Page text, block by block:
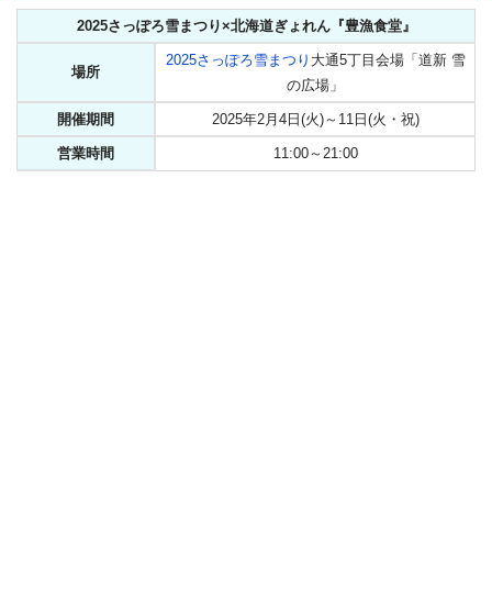
2025さっぽろ雪まつり×北海道ぎょれん『豊漁食堂』
場所
2025さっぽろ雪まつり 大通5丁目会場「道新 雪
の広場」
開催期間 2025年2月4日(火)～11日(火・祝)
営業時間 11:00～21:00